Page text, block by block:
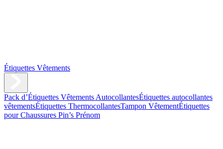
Étiquettes Vêtements
Pack d’Étiquettes Vêtements AutocollantesÉtiquettes autocollantes
vêtementsÉtiquettes ThermocollantesTampon VêtementÉtiquettes
pour Chaussures Pin’s Prénom